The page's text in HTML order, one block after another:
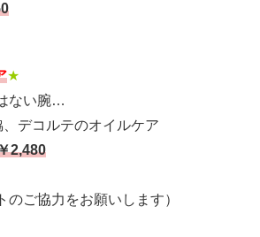
★
ない腕…
、デコルテのオイルケア
2,480
のご協力をお願いします）